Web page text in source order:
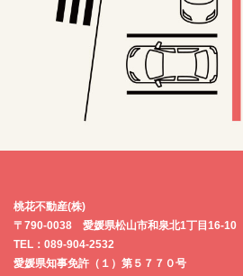
桃花不動産(株)
〒790-0038 愛媛県松山市和泉北1丁目16-10
TEL：089-904-2532
愛媛県知事免許（１）第５７７０号